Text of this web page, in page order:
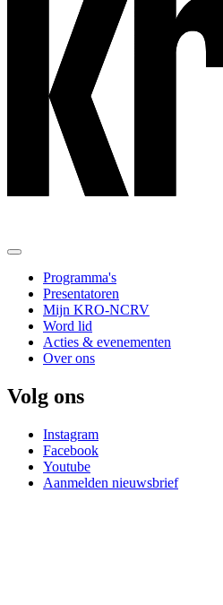
Programma's
Presentatoren
Mijn KRO-NCRV
Word lid
Acties & evenementen
Over ons
Volg ons
Instagram
Facebook
Youtube
Aanmelden nieuwsbrief